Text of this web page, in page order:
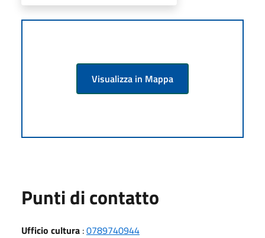
Visualizza in Mappa
Punti di contatto
Ufficio cultura :0789740944